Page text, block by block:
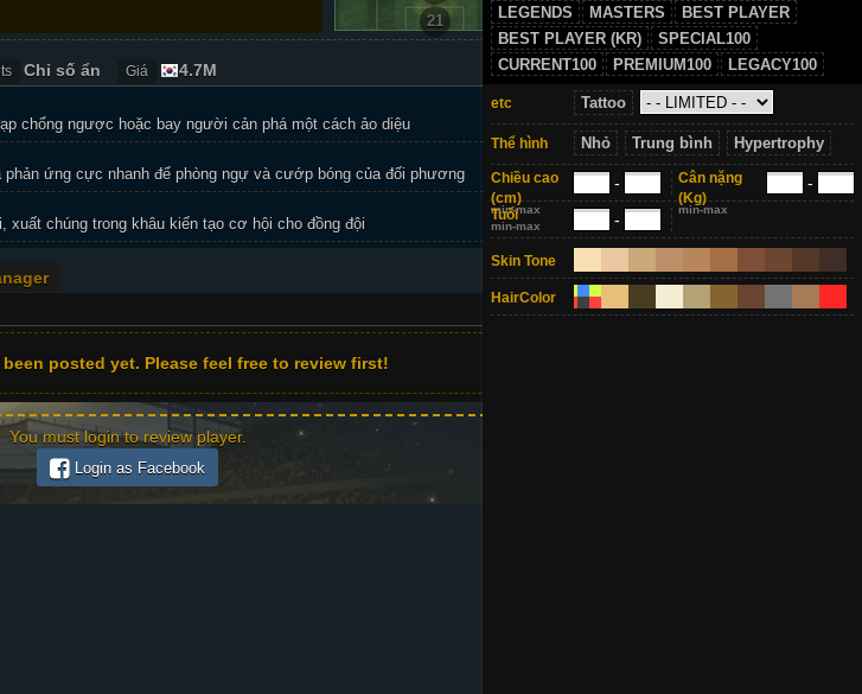
LEGENDS MASTERS
BEST PLAYER
BEST PLAYER (KR)
SPECIAL100
CURRENT100
PREMIUM100 LEGACY100
etc Tattoo
Thể hình Nhỏ Trung bình Hypertrophy
Chiều cao
(cm)
min-max
-
Cân nặng
(Kg)
min-max
-
Tuổi
min-max -
Skin Tone
HairColor
21
Chỉ số ẩn Giá 4.7M
chổng ngược hoặc bay người cản phá một cách ảo diệu
phản ứng cực nhanh để phòng ngự và cướp bóng của đối phương
xuất chúng trong khâu kiến tạo cơ hội cho đồng đội
+1
been posted yet. Please feel free to review first!
You must login to review player.
Login as Facebook